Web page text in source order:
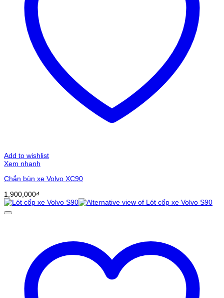
Add to wishlist
Xem nhanh
Chắn bùn xe Volvo XC90
1,900,000₫